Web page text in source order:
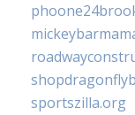
sportszilla.org